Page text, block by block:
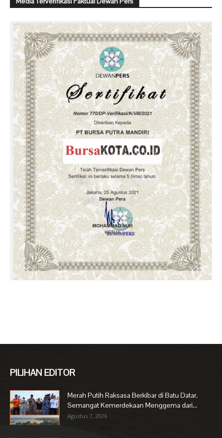
PILIHAN EDITOR
Merah Putih Raksasa Berkibar di Batu Datar,
Semangat Kemerdekaan Menggema dari...
Agustus 7, 2026